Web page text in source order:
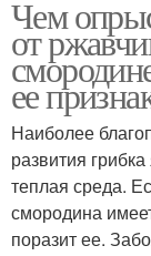
Чем
от
ее
Наиболее
развития
теплая среда.
смородина
поразит ее.